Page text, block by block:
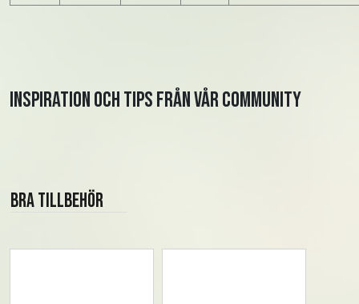
Inspiration och tips från vår community
Bra tillbehör